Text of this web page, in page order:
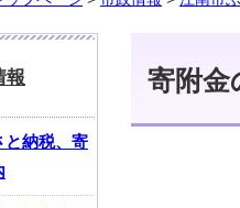
寄附金
報
と納税、寄